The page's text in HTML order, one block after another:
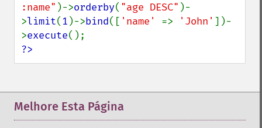
:name" )->orderby( "age DESC" )-
>limit(1 )->bind([ 'name' => 'John' ])-
>execute
?>
Melhore Esta Página